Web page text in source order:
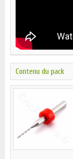
Contenu du pack